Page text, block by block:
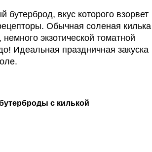
вкус которого взорвет
Обычная соленая килька
немного экзотической томатной
Идеальная праздничная закуска
с килькой